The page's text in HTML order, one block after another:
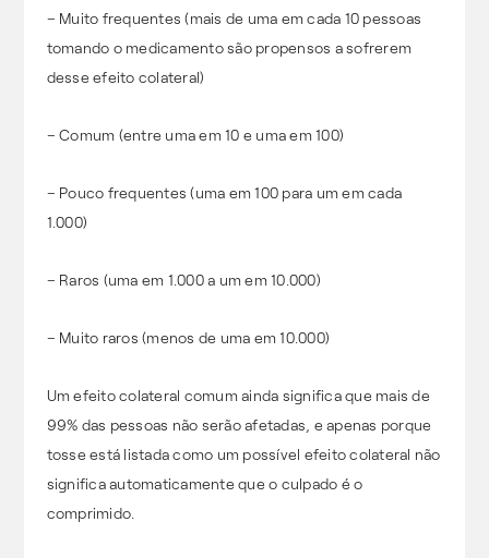
– Muito frequentes (mais de uma em cada 10 pessoas
tomando o medicamento são propensos a sofrerem
desse efeito colateral)
– Comum (entre uma em 10 e uma em 100)
– Pouco frequentes (uma em 100 para um em cada
1.000)
– Raros (uma em 1.000 a um em 10.000)
– Muito raros (menos de uma em 10.000)
Um efeito colateral comum ainda significa que mais de
99% das pessoas não serão afetadas, e apenas porque
tosse está listada como um possível efeito colateral não
significa automaticamente que o culpado é o
comprimido.